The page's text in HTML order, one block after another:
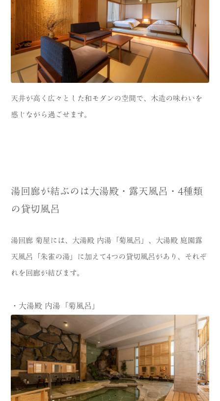
天井が高く広々とした和モダンの空間で、木造の味わいを
感じながら過ごせます。
湯回廊が結ぶのは大湯殿・露天風呂・4種類
の貸切風呂
湯回廊 菊屋には、大湯殿 内湯「菊風呂」、大湯殿 庭園露
天風呂「朱雀の湯」に加えて4つの貸切風呂があり、それぞ
れを回廊が結びます。
・大湯殿 内湯「菊風呂」